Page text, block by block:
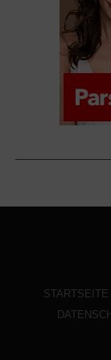
Samstag, 27.
STARTSEITE